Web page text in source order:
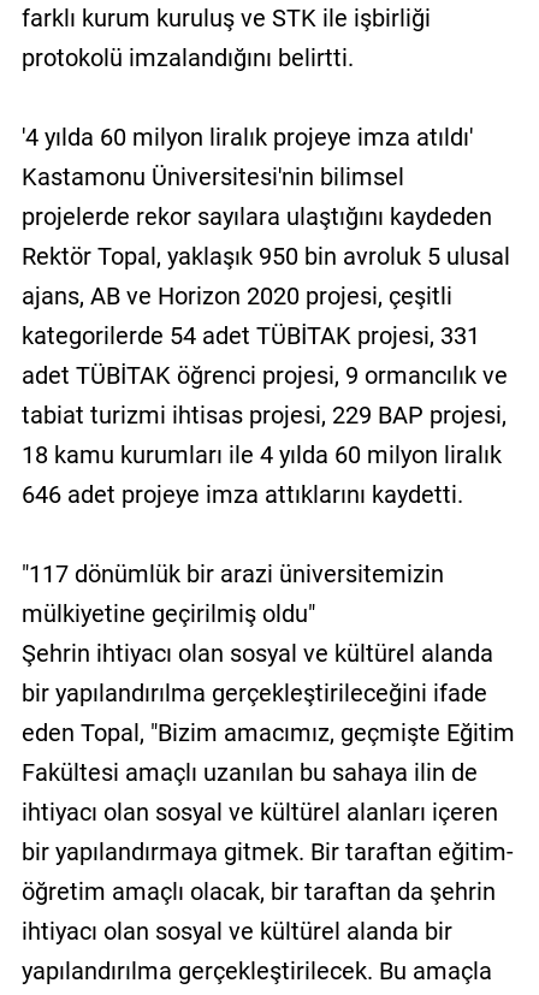
farklı kurum kuruluş ve STK ile işbirliği
protokolü imzalandığını belirtti.
'4 yılda 60 milyon liralık projeye imza atıldı'
Kastamonu Üniversitesi'nin bilimsel
projelerde rekor sayılara ulaştığını kaydeden
Rektör Topal, yaklaşık 950 bin avroluk 5 ulusal
ajans, AB ve Horizon 2020 projesi, çeşitli
kategorilerde 54 adet TÜBİTAK projesi, 331
adet TÜBİTAK öğrenci projesi, 9 ormancılık ve
tabiat turizmi ihtisas projesi, 229 BAP projesi,
18 kamu kurumları ile 4 yılda 60 milyon liralık
646 adet projeye imza attıklarını kaydetti.
"117 dönümlük bir arazi üniversitemizin
mülkiyetine geçirilmiş oldu"
Şehrin ihtiyacı olan sosyal ve kültürel alanda
bir yapılandırılma gerçekleştirileceğini ifade
eden Topal, "Bizim amacımız, geçmişte Eğitim
Fakültesi amaçlı uzanılan bu sahaya ilin de
ihtiyacı olan sosyal ve kültürel alanları içeren
bir yapılandırmaya gitmek. Bir taraftan eğitim-
öğretim amaçlı olacak, bir taraftan da şehrin
ihtiyacı olan sosyal ve kültürel alanda bir
yapılandırılma gerçekleştirilecek. Bu amaçla